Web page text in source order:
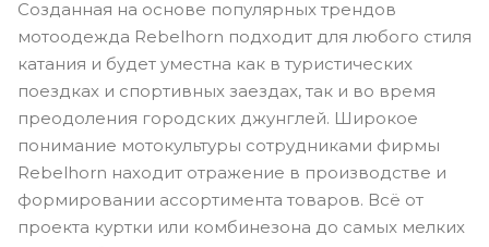
Созданная на основе популярных трендов
мотоодежда Rebelhorn подходит для любого стиля
катания и будет уместна как в туристических
поездках и спортивных заездах, так и во время
преодоления городских джунглей. Широкое
понимание мотокультуры сотрудниками фирмы
Rebelhorn находит отражение в производстве и
формировании ассортимента товаров. Всё от
проекта куртки или комбинезона до самых мелких